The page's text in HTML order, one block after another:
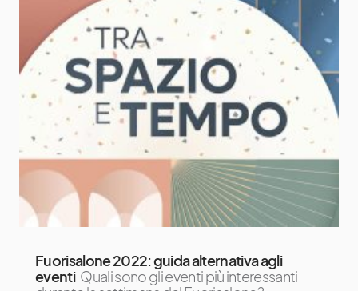
Fuorisalone 2022: guida alternativa agli
eventi Quali sono gli eventi più interessanti